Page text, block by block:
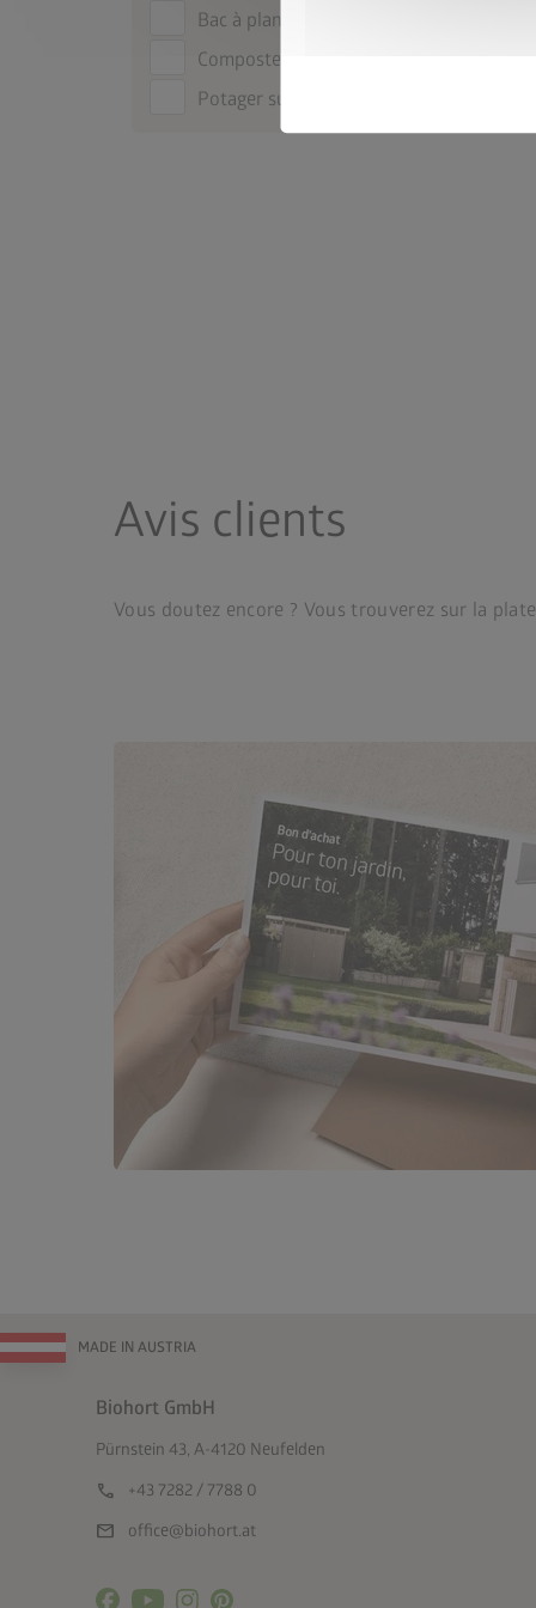
Bac à plantes Belvedere
Composteur MonAmi
Potager surélevé
Avis clients
Vous doutez encore ? Vous trouverez sur la
MADE IN AUSTRIA
Biohort GmbH
Pürnstein 43, A-4120 Neufelden
call +43 7282 / 7788 0
mail office@biohort.at